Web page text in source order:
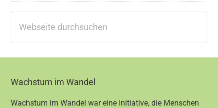
durchsuchen
Footer
Wachstum im Wandel
Wachstum im Wandel war eine Initiative, die Menschen